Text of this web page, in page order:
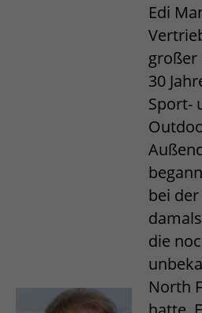
Edi
großer
30
Sport-
bei
die
North